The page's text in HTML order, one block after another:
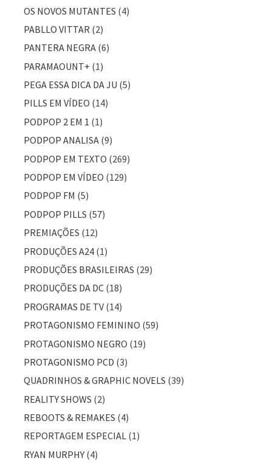
OS NOVOS MUTANTES (4)
PABLLO VITTAR (2)
PANTERA NEGRA (6)
PARAMAOUNT+ (1)
PEGA ESSA DICA DA JU (5)
PILLS EM VÍDEO (14)
PODPOP 2 EM 1 (1)
PODPOP ANALISA (9)
PODPOP EM TEXTO (269)
PODPOP EM VÍDEO (129)
PODPOP FM (5)
PODPOP PILLS (57)
PREMIAÇÕES (12)
PRODUÇÕES A24 (1)
PRODUÇÕES BRASILEIRAS (29)
PRODUÇÕES DA DC (18)
PROGRAMAS DE TV (14)
PROTAGONISMO FEMININO (59)
PROTAGONISMO NEGRO (19)
PROTAGONISMO PCD (3)
QUADRINHOS & GRAPHIC NOVELS (39)
REALITY SHOWS (2)
REBOOTS & REMAKES (4)
REPORTAGEM ESPECIAL (1)
RYAN MURPHY (4)